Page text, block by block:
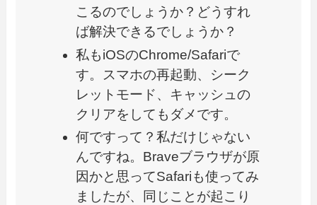
こるのでしょうか？どうすれ
ば解決できるでしょうか？
私もiOSのChrome/Safariで
す。スマホの再起動、シーク
レットモード、キャッシュの
クリアをしてもダメです。
何ですって？私だけじゃない
んですね。Braveブラウザが原
因かと思ってSafariも使ってみ
ましたが、同じことが起こり